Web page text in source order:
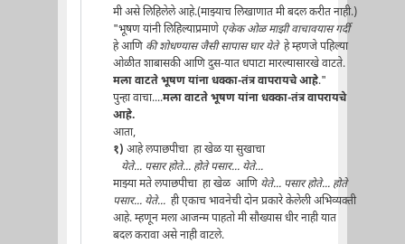
मी असे लिहिलेले आहे.(माझ्याच लिखाणात मी बदल करीत नाही.)
"भूषण यांनी लिहिल्याप्रमाणे एकेक ओळ माझी वाचावयास गर्दी
हे आणि की शोधण्यास जैसी सापास घार येतेहे म्हणजे पहिल्या
ओळीत शाबासकी आणि दुस-यात धपाटा मारल्यासारखे वाटते.
मला वाटते भूषण यांना धक्का-तंत्र वापरायचे आहे."
पुन्हा वाचा....मला वाटते भूषण यांना धक्का-तंत्र वापरायचे
आहे.
आता,
१) आहे लपाछपीचा हा खेळ या सुखाचा
येते... पसार होते... होते पसार... येते...
माझ्या मते लपाछपीचा हा खेळ आणि येते... पसार होते... होते
पसार... येते...ही एकाच भावनेची दोन प्रकारे केलेली अभिव्यक्ती
आहे. म्हणून मला आजन्म पाहतो मी सौख्यास धीर नाही यात
बदल करावा असे नाही वाटले.